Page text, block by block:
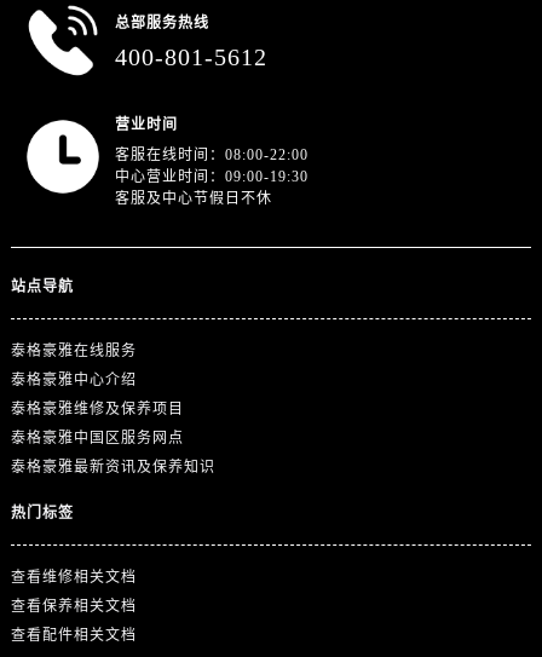
总部服务热线
400-801-5612
营业时间
客服在线时间：08:00-22:00
中心营业时间：09:00-19:30
客服及中心节假日不休
站点导航
泰格豪雅在线服务
泰格豪雅中心介绍
泰格豪雅维修及保养项目
泰格豪雅中国区服务网点
泰格豪雅最新资讯及保养知识
热门标签
查看维修相关文档
查看保养相关文档
查看配件相关文档